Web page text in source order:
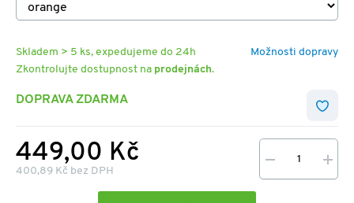
Možnosti dopravy
Skladem > 5 ks, expedujeme do 24h
Zkontrolujte dostupnost na prodejnách.
DOPRAVA ZDARMA
449,00 Kč
400,89 Kč bez DPH